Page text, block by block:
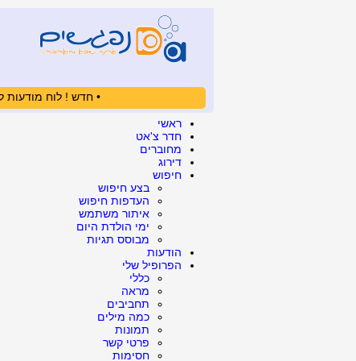
• חדש ! לוח מודעות
ראשי
חדר צ'אט
מחוברים
דירוג
חיפוש
בצע חיפוש
העדפות חיפוש
איתור משתמש
ימי הולדת היום
מבוסס תגיות
הודעות
הפרופיל שלי
כללי
מראה
תחביבים
כמה מילים
תמונות
פרטי קשר
חסימות